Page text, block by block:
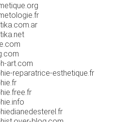
art.com
reparatrice-esthetique.fr